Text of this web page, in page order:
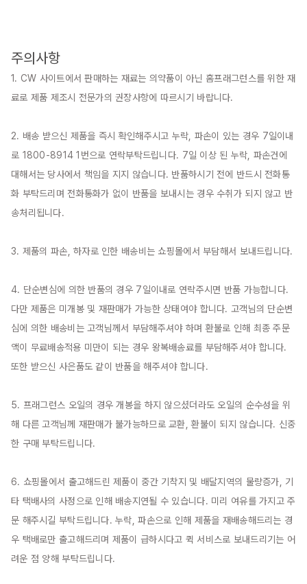
주의사항
1. CW 사이트에서 판매하는 재료는 의약품이 아닌 홈프래그런스를 위한 재
료로 제품 제조시 전문가의 권장사항에 따르시기 바랍니다.
2. 배송 받으신 제품을 즉시 확인해주시고 누락, 파손이 있는 경우 7일이내
로 1800-8914 1번으로 연락부탁드립니다. 7일 이상 된 누락, 파손건에
대해서는 당사에서 책임을 지지 않습니다. 반품하시기 전에 반드시 전화통
화 부탁드리며 전화통화가 없이 반품을 보내시는 경우 수취가 되지 않고 반
송처리됩니다.
3. 제품의 파손, 하자로 인한 배송비는 쇼핑몰에서 부담해서 보내드립니다.
4. 단순변심에 의한 반품의 경우 7일이내로 연락주시면 반품 가능합니다.
다만 제품은 미개봉 및 재판매가 가능한 상태여야 합니다. 고객님의 단순변
심에 의한 배송비는 고객님께서 부담해주셔야 하며 환불로 인해 최종 주문
액이 무료배송적용 미만이 되는 경우 왕복배송료를 부담해주셔야 합니다.
또한 받으신 사은품도 같이 반품을 해주셔야 합니다.
5. 프래그런스 오일의 경우 개봉을 하지 않으셨더라도 오일의 순수성을 위
해 다른 고객님께 재판매가 불가능하므로 교환, 환불이 되지 않습니다. 신중
한 구매 부탁드립니다.
6. 쇼핑몰에서 출고해드린 제품이 중간 기착지 및 배달지역의 물량증가, 기
타 택배사의 사정으로 인해 배송지연될 수 있습니다. 미리 여유를 가지고 주
문 해주시길 부탁드립니다. 누락, 파손으로 인해 제품을 재배송해드리는 경
우 택배로만 출고해드리며 제품이 급하시다고 퀵 서비스로 보내드리기는 어
려운 점 양해 부탁드립니다.